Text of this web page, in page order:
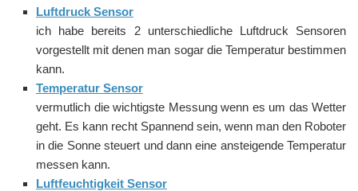
Luftdruck Sensor
ich habe bereits 2 unterschiedliche Luftdruck Sensoren
vorgestellt mit denen man sogar die Temperatur bestimmen
kann.
Temperatur Sensor
vermutlich die wichtigste Messung wenn es um das Wetter
geht. Es kann recht Spannend sein, wenn man den Roboter
in die Sonne steuert und dann eine ansteigende Temperatur
messen kann.
Luftfeuchtigkeit Sensor